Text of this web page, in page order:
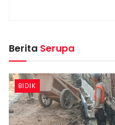
Berita Serupa
BIDIK